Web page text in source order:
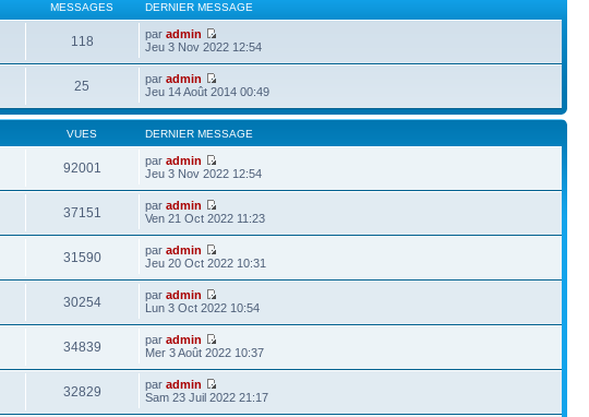
MESSAGES DERNIER MESSAGE
118 paradmin
Jeu 3 Nov 2022 12:54
25 paradmin
Jeu 14 Août 2014 00:49
VUES DERNIER MESSAGE
92001 paradmin
Jeu 3 Nov 2022 12:54
37151 paradmin
Ven 21 Oct 2022 11:23
31590 paradmin
Jeu 20 Oct 2022 10:31
30254 paradmin
Lun 3 Oct 2022 10:54
34839 paradmin
Mer 3 Août 2022 10:37
32829 paradmin
Sam 23 Juil 2022 21:17